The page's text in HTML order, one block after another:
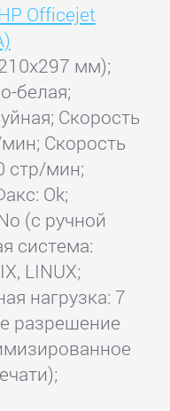
Officejet
мм);
белая;
Скорость
Скорость
стр/мин;
Ok;
(с ручной
система:
LINUX;
нагрузка: 7
разрешение